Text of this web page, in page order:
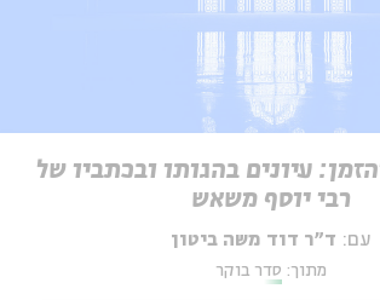
עיונים בהגותו ובכתביו של
רבי יוסף משאש
עם: ד"ר דוד משה ביטון
מתוך: סדר בוקר